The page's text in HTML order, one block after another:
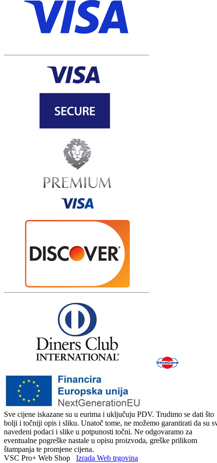
Sve cijene iskazane su u eurima i uključuju PDV. Trudimo se dati što
bolji i točniji opis i sliku. Unatoč tome, ne možemo garantirati da su
navedeni podaci i slike u potpunosti točni. Ne odgovaramo za
eventualne pogreške nastale u opisu proizvoda, greške prilikom
štampanja te promjene cijena.
VSC Pro+ Web Shop Izrada Web trgovina